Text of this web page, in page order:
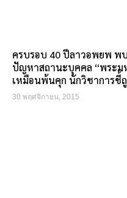
ครบรอบ 40 ปีลาวอพยพ พ
ปัญหาสถานะบุคคล “พระม
เหมือนพ้นคุก นักวิชาการชี้
30 พฤศจิกายน, 2015